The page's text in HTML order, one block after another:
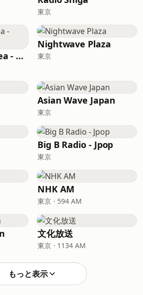
東京
Nonstop Casiopea - Fusion Radio
Nightwave Plaza
東京
Asian Wave Japan
東京
Big B Radio - Jpop
東京
NHK AM
東京 · 594 AM
文化放送
東京 · 1134 AM
もっと表示